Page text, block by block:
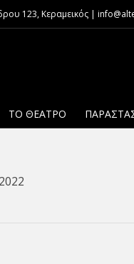
123, Κεραμεικός |
ΤΟ ΘΈΑΤΡΟ